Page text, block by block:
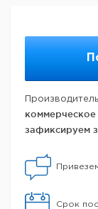
зафиксируем
Срок